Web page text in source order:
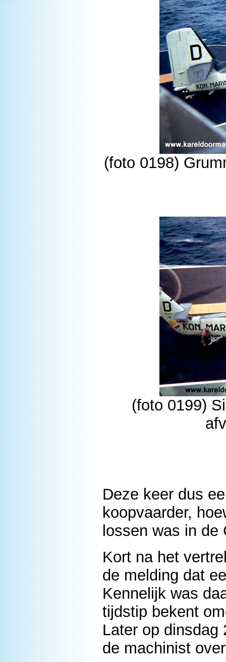
(foto 0198)
(foto 0199)
Deze keer dus
koopvaarder,
lossen was in de
Kort na het
de melding dat
Kennelijk was
tijdstip bekent
Later op dinsdag
de machinist